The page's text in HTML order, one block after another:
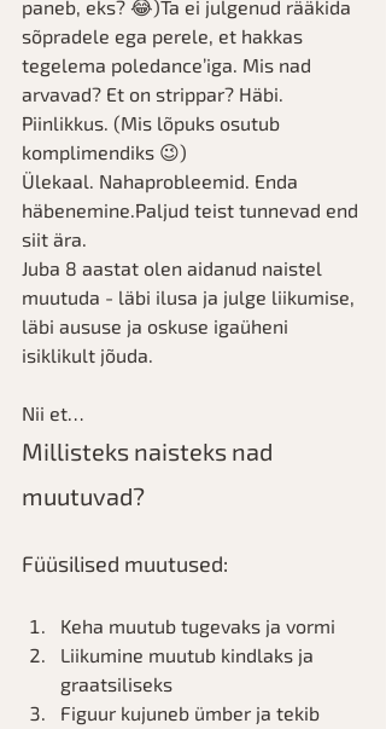
paneb, eks? 😂)Ta ei julgenud rääkida
sõpradele ega perele, et hakkas
tegelema poledance’iga. Mis nad
arvavad? Et on strippar? Häbi.
Piinlikkus. (Mis lõpuks osutub
komplimendiks 😉)
Ülekaal. Nahaprobleemid. Enda
häbenemine.Paljud teist tunnevad end
siit ära.
Juba 8 aastat olen aidanud naistel
muutuda - läbi ilusa ja julge liikumise,
läbi aususe ja oskuse igaüheni
isiklikult jõuda.
Nii et…
Millisteks naisteks nad
muutuvad?
Füüsilised muutused:
Keha muutub tugevaks ja vormi
Liikumine muutub kindlaks ja
graatsiliseks
Figuur kujuneb ümber ja tekib